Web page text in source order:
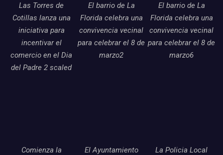
Las Torres de
Cotillas lanza una
iniciativa para
incentivar el
comercio en el Dia
del Padre 2 scaled
El barrio de La
Florida celebra una
convivencia vecinal
para celebrar el 8 de
marzo2
El barrio de La
Florida celebra una
convivencia vecinal
para celebrar el 8 de
marzo6
Comienza la
El Ayuntamiento
La Policia Local